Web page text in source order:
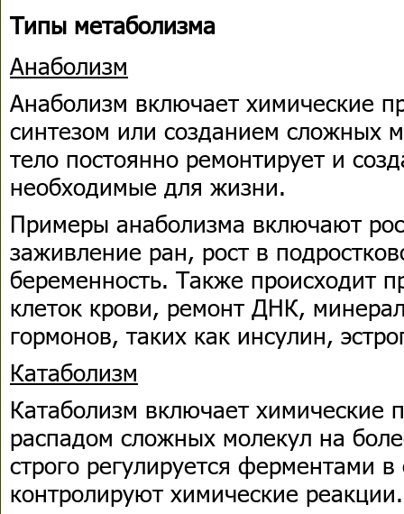
Типы метаболизма
Анаболизм
Анаболизм включает химические
синтезом или созданием сложных
тело постоянно ремонтирует и
необходимые для жизни.
Примеры анаболизма включают
заживление ран, рост в
беременность. Также происходит
клеток крови, ремонт ДНК,
гормонов, таких как инсулин,
Катаболизм
Катаболизм включает химические
распадом сложных молекул на
строго регулируется ферментами
контролируют химические реакции.